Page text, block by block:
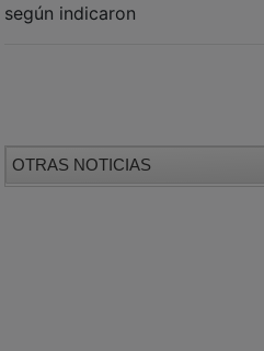
según indicaron
OTRAS NOTICIAS